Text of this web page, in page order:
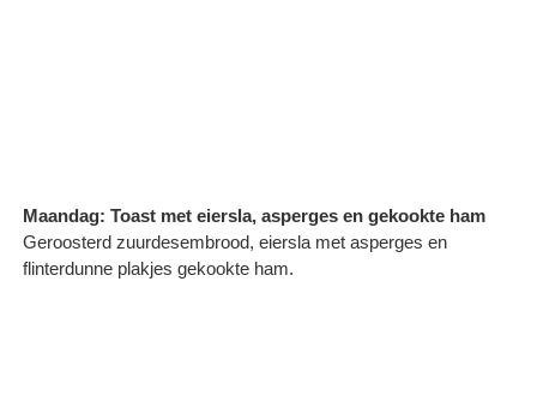
Maandag: Toast met eiersla, asperges en gekookte ham
Geroosterd zuurdesembrood, eiersla met asperges en
flinterdunne plakjes gekookte ham.